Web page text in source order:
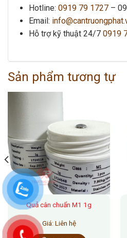
Hotline: 0919 79 1727 –
Email:
Hỗ trợ kỹ thuật 24/7 0919
Sản phẩm tương tự
Quả cân chuẩn M1 1g
Giá: Liên hệ